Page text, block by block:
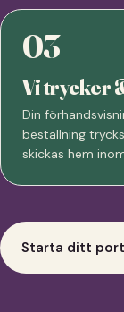
03
Vi trycker
Din
beställning
skickas hem
Starta ditt